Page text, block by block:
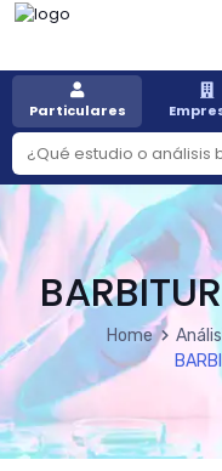
Particulares
Home